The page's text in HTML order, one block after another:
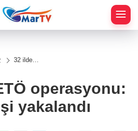
32 ilde
92 kişi
yakalandıoperasyonu:
yakalandı